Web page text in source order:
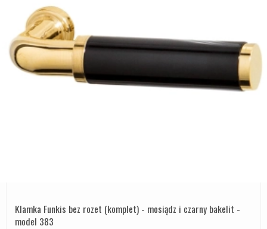
Klamka Funkis bez rozet (komplet) - mosiądz i czarny bakelit -
model 383